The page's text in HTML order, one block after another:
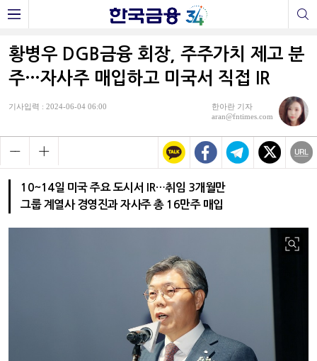
황병우 DGB금융 회장, 주주가치 제고 분
주…자사주 매입하고 미국서 직접 IR
기사입력 : 2024-06-04 06:00
한아란 기자
aran@fntimes.com
10~14일 미국 주요 도시서 IR…취임 3개월만
그룹 계열사 경영진과 자사주 총 16만주 매입